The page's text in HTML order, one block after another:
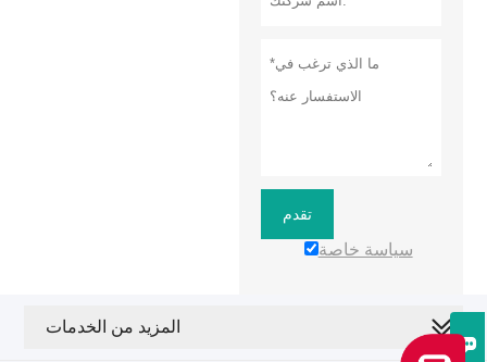

تقدم
سياسة خاصة
المزيد من الخدمات